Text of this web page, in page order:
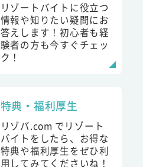
リゾートバイトに役立つ
情報や知りたい疑問にお
答えします！初心者も経
験者の方も今すぐチェッ
ク！
特典・福利厚生
リゾバ.com でリゾート
バイトをしたら、お得な
特典や福利厚生をぜひ利
用してみてくださいね！